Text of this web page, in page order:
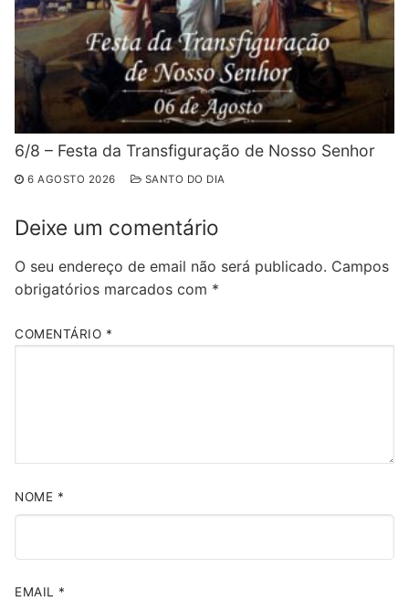
6/8 – Festa da Transfiguração de Nosso Senhor
6 AGOSTO 2026 SANTO DO DIA
Deixe um comentário
O seu endereço de email não será publicado. Campos
obrigatórios marcados com *
COMENTÁRIO *
NOME *
EMAIL *